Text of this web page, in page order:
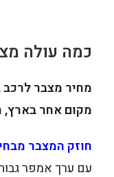
כמה עולה
מחיר מצבר
מקום אחר בארץ,
חוזק המצבר
עם ערך אמפר